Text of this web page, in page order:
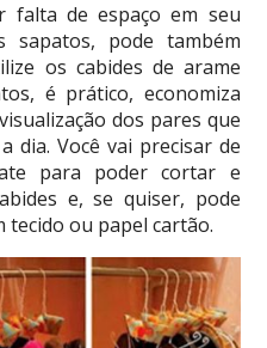
falta de espaço em seu
pode também
os cabides de arame
é prático, economiza
dos pares que
dia. Você vai precisar de
para poder cortar e
e, se quiser, pode
tecido ou papel cartão.